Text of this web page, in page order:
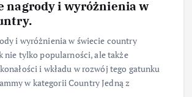
nagrody i wyróżnienia w
i wyróżnienia w świecie country
nie tylko popularności, ale także
i wkładu w rozwój tego gatunku
w kategorii Country Jedną z